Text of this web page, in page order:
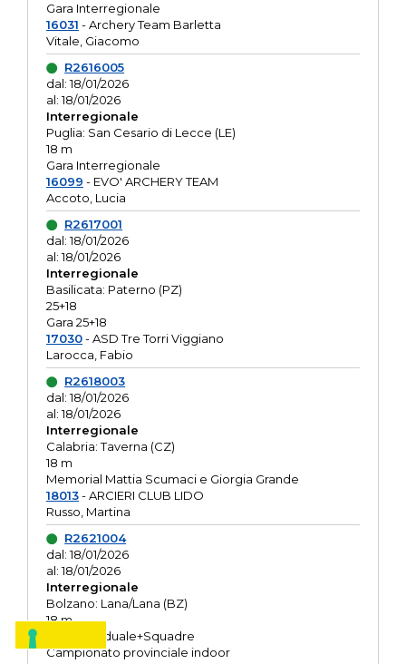
Gara Interregionale
16031 - Archery Team Barletta
Vitale, Giacomo
R2616005
dal: 18/01/2026
al: 18/01/2026
Interregionale
Puglia: San Cesario di Lecce (LE)
18 m
Gara Interregionale
16099 - EVO' ARCHERY TEAM
Accoto, Lucia
R2617001
dal: 18/01/2026
al: 18/01/2026
Interregionale
Basilicata: Paterno (PZ)
25+18
Gara 25+18
17030- ASD Tre Torri Viggiano
Larocca, Fabio
R2618003
dal: 18/01/2026
al: 18/01/2026
Interregionale
Calabria: Taverna (CZ)
18 m
Memorial Mattia Scumaci e Giorgia Grande
18013- ARCIERI CLUB LIDO
Russo, Martina
R2621004
dal: 18/01/2026
al: 18/01/2026
Interregionale
Bolzano: Lana/Lana (BZ)
18 m
O.R. Individuale+Squadre
Campionato provinciale indoor